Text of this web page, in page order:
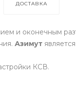
ДОСТАВКА
и оконечным
Азимут
КСВ.